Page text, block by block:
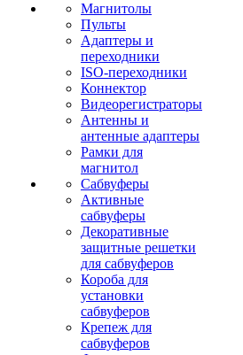
Магнитолы
Пульты
Адаптеры и
переходники
ISO-переходники
Коннектор
Видеорегистраторы
Антенны и
антенные адаптеры
Рамки для
магнитол
Сабвуферы
Активные
сабвуферы
Декоративные
защитные решетки
для сабвуферов
Короба для
установки
сабвуферов
Крепеж для
сабвуферов